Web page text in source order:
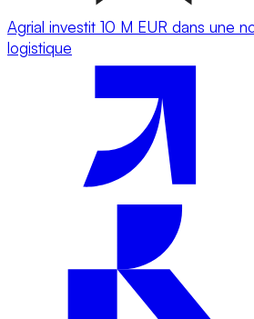
Agrial investit 10 M EUR dans une
logistique